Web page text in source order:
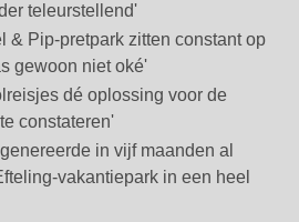
teleurstellend'
& Pip-pretpark zitten constant op
gewoon niet oké'
dé oplossing voor de
constateren'
in vijf maanden al
vakantiepark in een heel